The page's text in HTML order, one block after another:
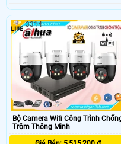
Bộ Camera Wifi Công Trình
Trộm Thông Minh
3314